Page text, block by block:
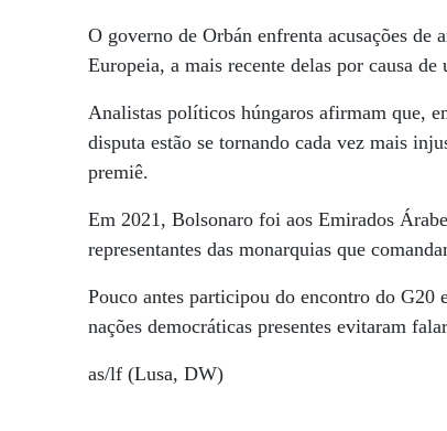
O governo de Orbán enfrenta acusações
Europeia, a mais recente delas por causa
Analistas políticos húngaros afirmam que,
disputa estão se tornando cada vez mais
premiê.
Em 2021, Bolsonaro foi aos Emirados
representantes das monarquias que
Pouco antes participou do encontro do G20
nações democráticas presentes evitaram
as/lf (Lusa, DW)